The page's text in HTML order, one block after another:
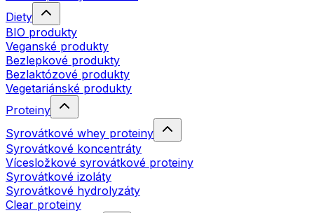
Diety
BIO produkty
Veganské produkty
Bezlepkové produkty
Bezlaktózové produkty
Vegetariánské produkty
Proteiny
Syrovátkové whey proteiny
Syrovátkové koncentráty
Vícesložkové syrovátkové proteiny
Syrovátkové izoláty
Syrovátkové hydrolyzáty
Clear proteiny